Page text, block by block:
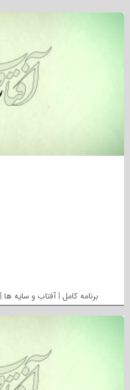
برنامه کامل | آفتاب و سایه ها | ۱۴۰۴.۱۲.۲ | استاد شهیدی فیاض